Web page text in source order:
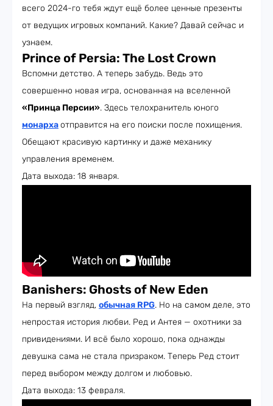
всего 2024-го тебя ждут ещё более ценные презенты
от ведущих игровых компаний. Какие? Давай сейчас и
узнаем.
Prince of Persia: The Lost Crown
Вспомни детство. А теперь забудь. Ведь это
совершенно новая игра, основанная на вселенной
«Принца Персии». Здесь телохранитель юного
монархаотправится на его поиски после похищения.
Обещают красивую картинку и даже механику
управления временем.
Дата выхода: 18 января.
Banishers: Ghosts of New Eden
На первый взгляд, обычная RPG. Но на самом деле, это
непростая история любви. Ред и Антея — охотники за
привидениями. И всё было хорошо, пока однажды
девушка сама не стала призраком. Теперь Ред стоит
перед выбором между долгом и любовью.
Дата выхода: 13 февраля.